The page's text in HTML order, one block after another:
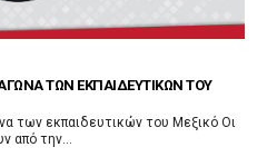
ΤΩΝ ΕΚΠΑΙΔΕΥΤΙΚΏΝ ΤΟΥ
των εκπαιδευτικών του Μεξικό Οι
από την...